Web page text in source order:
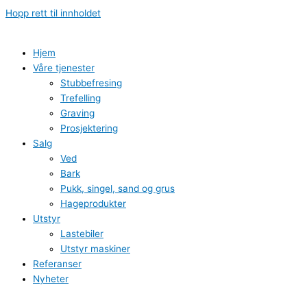
Hopp rett til innholdet
Hjem
Våre tjenester
Stubbefresing
Trefelling
Graving
Prosjektering
Salg
Ved
Bark
Pukk, singel, sand og grus
Hageprodukter
Utstyr
Lastebiler
Utstyr maskiner
Referanser
Nyheter